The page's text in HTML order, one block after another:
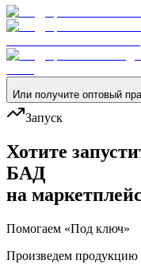
Или получите оптовый
Запуск
Хотите
БАД
на
Помогаем «Под ключ»
Произведем